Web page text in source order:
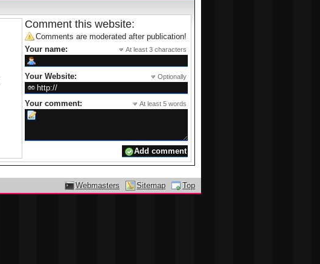
Comment this website:
Comments are moderated after publication!
Your name:
At least 3 characters
Your Website: Optionally
Your comment: At least 5 words
Top
Sitemap
Webmasters